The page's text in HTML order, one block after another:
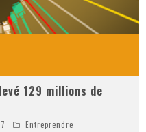
129 millions de
Entreprendre